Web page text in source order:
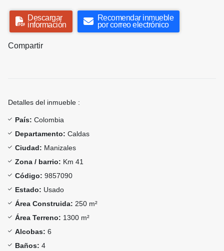
Descargar
información
Recomendar inmueble
por correo electrónico
Compartir
Detalles del inmueble :
País: Colombia
Departamento: Caldas
Ciudad: Manizales
Zona / barrio: Km 41
Código: 9857090
Estado: Usado
Área Construida: 250 m²
Área Terreno: 1300 m²
Alcobas: 6
Baños: 4